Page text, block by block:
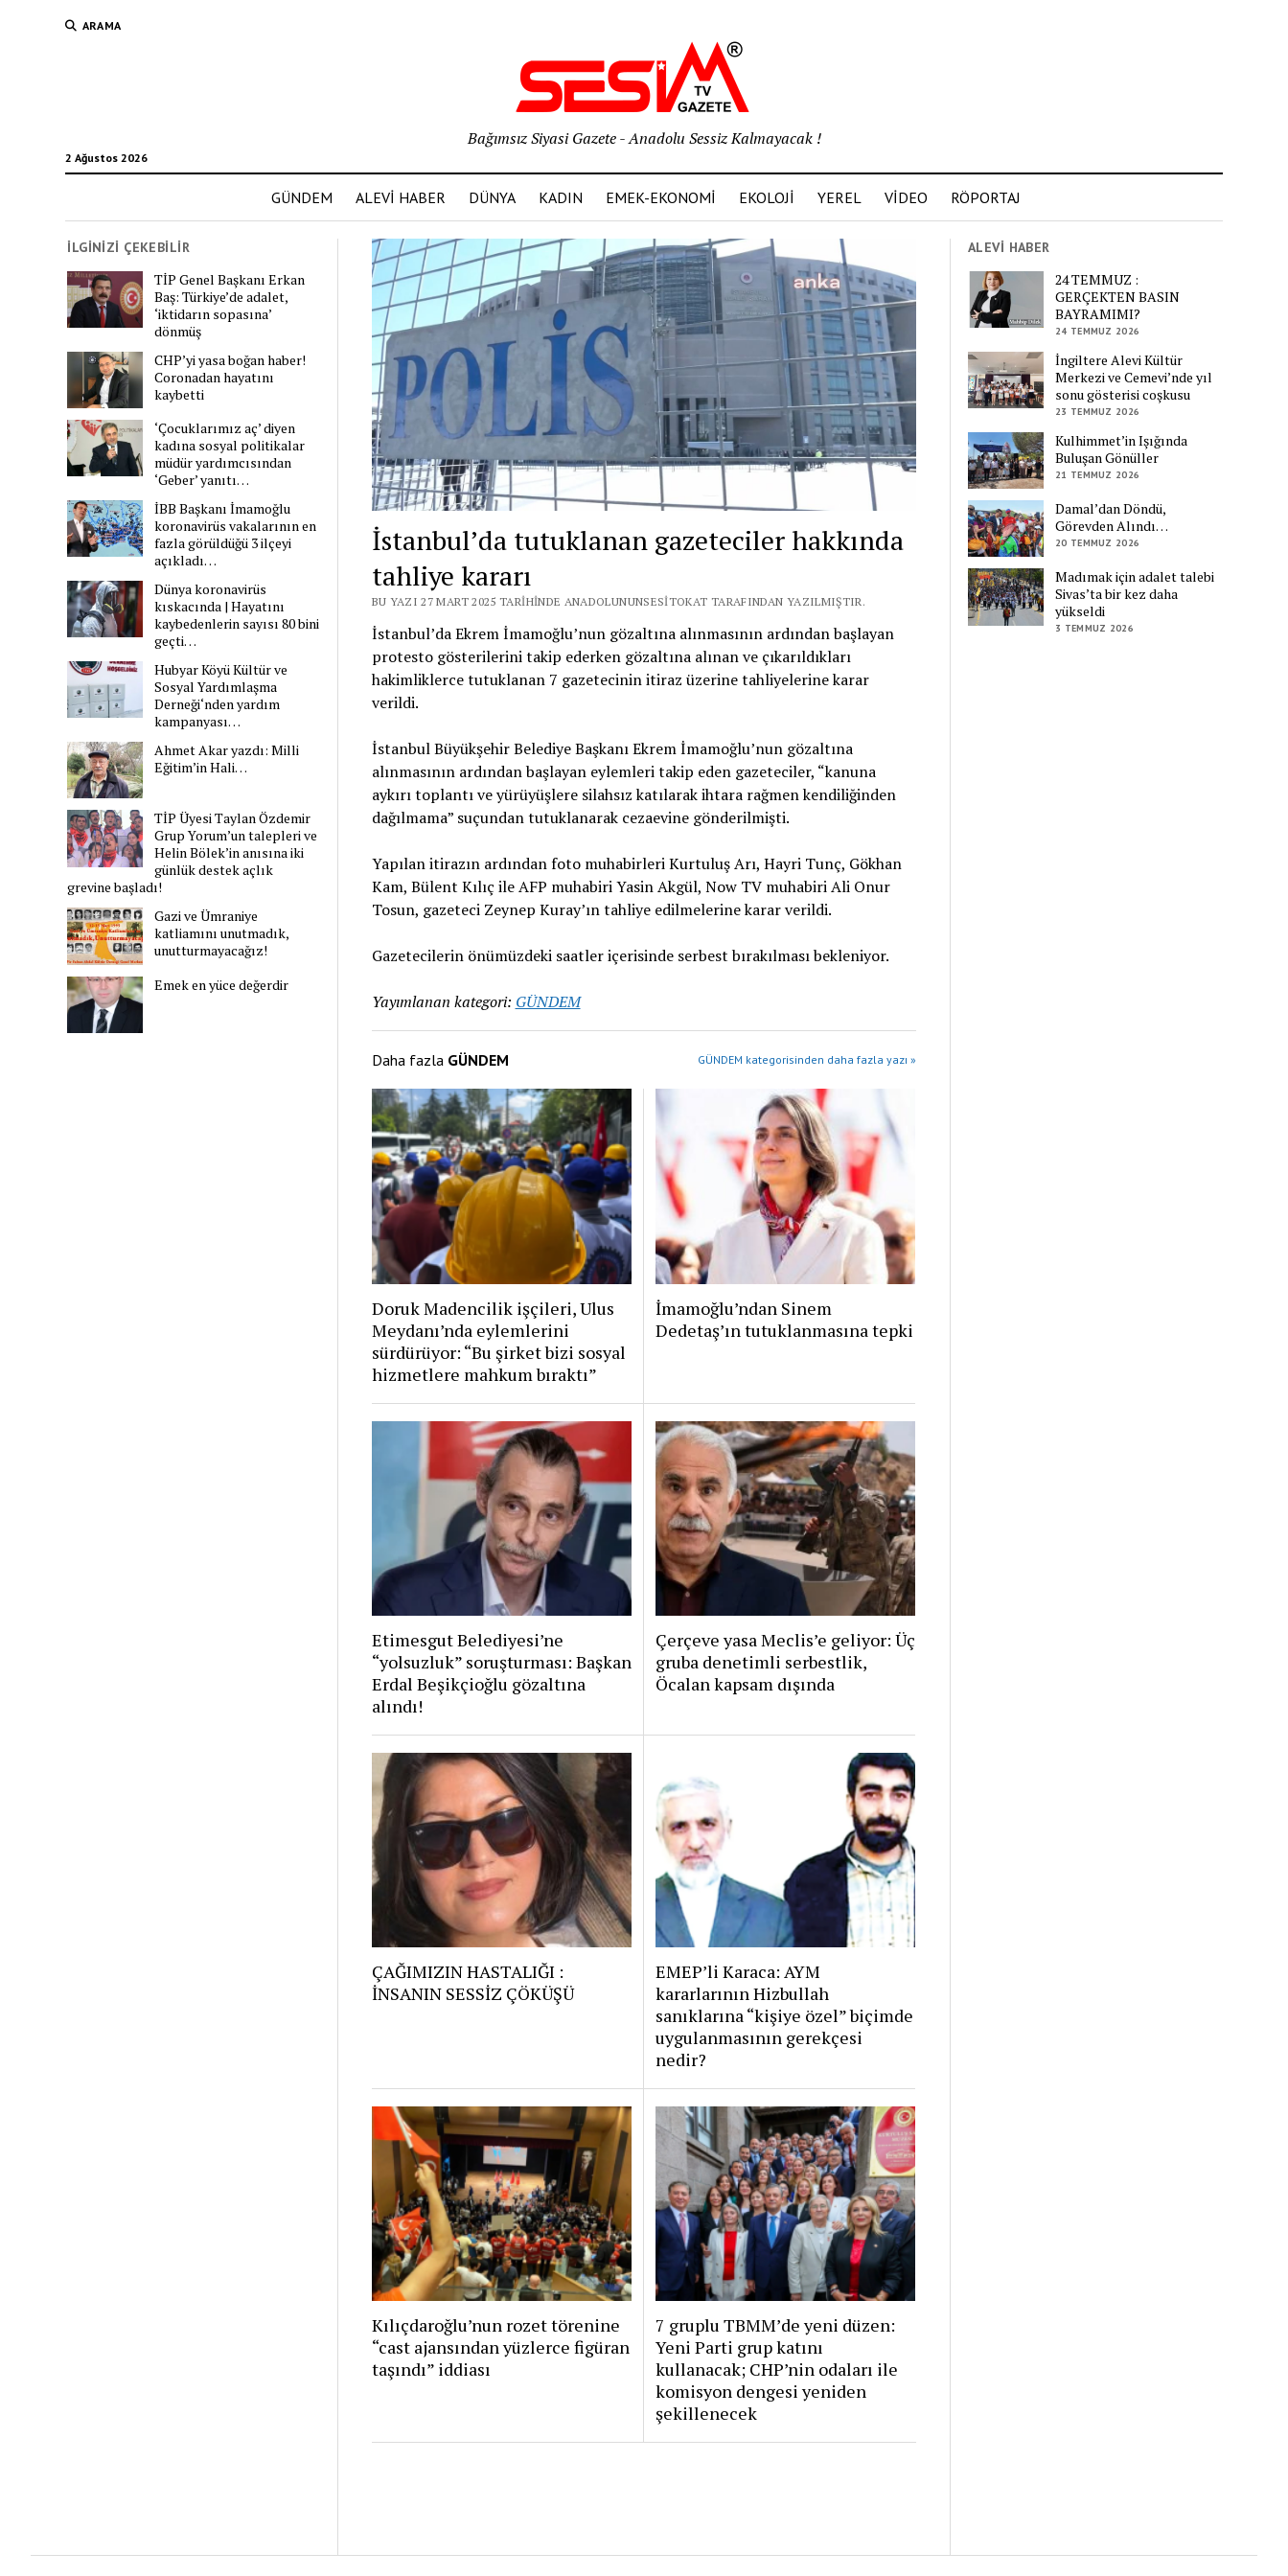
ARAMA
2 Ağustos 2026
Bağımsız Siyasi Gazete - Anadolu Sessiz Kalmayacak !
GÜNDEM ALEVİ HABER DÜNYA KADIN EMEK-EKONOMİ EKOLOJİ YEREL VİDEO RÖPORTAJ
İLGİNİZİ ÇEKEBİLİR
TİP Genel Başkanı Erkan
Baş: Türkiye’de adalet,
‘iktidarın sopasına’
dönmüş
CHP’yi yasa boğan haber!
Coronadan hayatını
kaybetti
‘Çocuklarımız aç’ diyen
kadına sosyal politikalar
müdür yardımcısından
‘Geber’ yanıtı…
İBB Başkanı İmamoğlu
koronavirüs vakalarının en
fazla görüldüğü 3 ilçeyi
açıkladı…
Dünya koronavirüs
kıskacında | Hayatını
kaybedenlerin sayısı 80 bini
geçti…
Hubyar Köyü Kültür ve
Sosyal Yardımlaşma
Derneği‘nden yardım
kampanyası…
Ahmet Akar yazdı: Milli
Eğitim’in Hali…
TİP Üyesi Taylan Özdemir
Grup Yorum’un talepleri ve
Helin Bölek’in anısına iki
günlük destek açlık
grevine başladı!
Gazi ve Ümraniye
katliamını unutmadık,
unutturmayacağız!
Emek en yüce değerdir
İstanbul’da tutuklanan gazeteciler hakkında
tahliye kararı
BU YAZI 27 MART 2025 TARIHINDE ANADOLUNUNSESITOKAT TARAFINDAN YAZILMIŞTIR.
İstanbul’da Ekrem İmamoğlu’nun gözaltına alınmasının ardından başlayan
protesto gösterilerini takip ederken gözaltına alınan ve çıkarıldıkları
hakimliklerce tutuklanan 7 gazetecinin itiraz üzerine tahliyelerine karar
verildi.
İstanbul Büyükşehir Belediye Başkanı Ekrem İmamoğlu’nun gözaltına
alınmasının ardından başlayan eylemleri takip eden gazeteciler, “kanuna
aykırı toplantı ve yürüyüşlere silahsız katılarak ihtara rağmen kendiliğinden
dağılmama” suçundan tutuklanarak cezaevine gönderilmişti.
Yapılan itirazın ardından foto muhabirleri Kurtuluş Arı, Hayri Tunç, Gökhan
Kam, Bülent Kılıç ile AFP muhabiri Yasin Akgül, Now TV muhabiri Ali Onur
Tosun, gazeteci Zeynep Kuray’ın tahliye edilmelerine karar verildi.
Gazetecilerin önümüzdeki saatler içerisinde serbest bırakılması bekleniyor.
Yayımlanan kategori: GÜNDEM
Daha fazla GÜNDEM GÜNDEM kategorisinden daha fazla yazı »
Doruk Madencilik işçileri, Ulus
Meydanı’nda eylemlerini
sürdürüyor: “Bu şirket bizi sosyal
hizmetlere mahkum bıraktı”
İmamoğlu’ndan Sinem
Dedetaş’ın tutuklanmasına tepki
Etimesgut Belediyesi’ne
“yolsuzluk” soruşturması: Başkan
Erdal Beşikçioğlu gözaltına
alındı!
Çerçeve yasa Meclis’e geliyor: Üç
gruba denetimli serbestlik,
Öcalan kapsam dışında
ÇAĞIMIZIN HASTALIĞI :
İNSANIN SESSİZ ÇÖKÜŞÜ
EMEP’li Karaca: AYM
kararlarının Hizbullah
sanıklarına “kişiye özel” biçimde
uygulanmasının gerekçesi
nedir?
Kılıçdaroğlu’nun rozet törenine
“cast ajansından yüzlerce figüran
taşındı” iddiası
7 gruplu TBMM’de yeni düzen:
Yeni Parti grup katını
kullanacak; CHP’nin odaları ile
komisyon dengesi yeniden
şekillenecek
ALEVİ HABER
24 TEMMUZ :
GERÇEKTEN BASIN
BAYRAMIMI?
24 TEMMUZ 2026
İngiltere Alevi Kültür
Merkezi ve Cemevi’nde yıl
sonu gösterisi coşkusu
23 TEMMUZ 2026
Kulhimmet’in Işığında
Buluşan Gönüller
21 TEMMUZ 2026
Damal’dan Döndü,
Görevden Alındı…
20 TEMMUZ 2026
Madımak için adalet talebi
Sivas’ta bir kez daha
yükseldi
3 TEMMUZ 2026